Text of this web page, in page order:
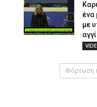
ένα
με
Φόρτωση